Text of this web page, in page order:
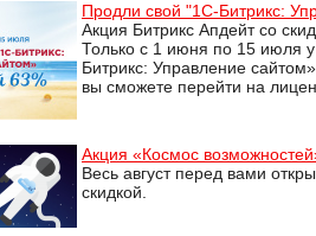
Продли свой "1С-Битрикс:
Акция Битрикс Апдейт со
Только с 1 июня по 15 июля
Битрикс: Управление
вы сможете перейти на
Акция «Космос
Весь август перед вами
скидкой.